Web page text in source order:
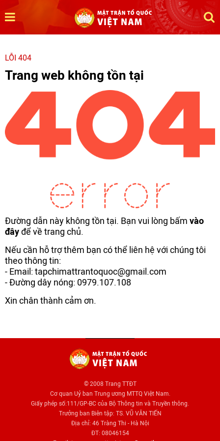
LỖI 404
Trang web không tồn tại
Đường dẫn này không tồn tại. Bạn vui lòng bấm vào
đâyđể về trang chủ.
Nếu cần hỗ trợ thêm bạn có thể liên hệ với chúng tôi
theo thông tin:
- Email: tapchimattrantoquoc@gmail.com
- Đường dây nóng: 0979.107.108
Xin chân thành cảm ơn.
© 2008 Trang TTĐT
Cơ quan Uỷ ban Trung ương MTTQ Việt Nam.
Giấy phép số:111/GP-BC của Bộ Thông tin và Truyền thông.
Trưởng ban Biên tập: TS. VŨ VĂN TIẾN
Địa chỉ: 46 Tràng Thi - Hà Nội
ĐT: 08046154